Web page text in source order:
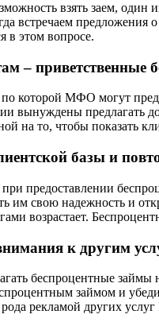
взять заем, один
встречаем предложения
в этом вопросе.
– приветственные
которой МФО могут
вынуждены предлагать
на то, чтобы показать
базы и
предоставлении
им свою надежность и
возрастает.
к другим
беспроцентные займы
займом и
рода рекламой других